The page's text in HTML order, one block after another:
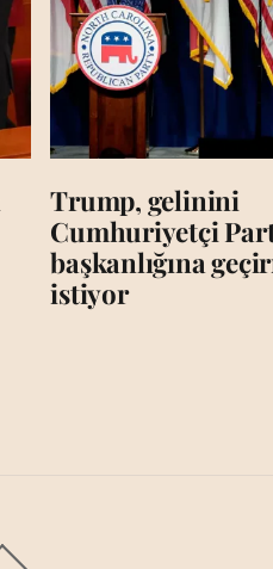
Trump, gelinini
Cumhuriyetçi
başkanlığına
istiyor